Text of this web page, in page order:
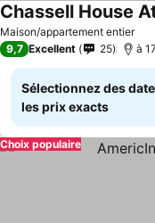
Maison/appartement entier
Chassell House
9,7 Excellent 25 à
Sélectionnez des
les prix exacts
Choix populaire